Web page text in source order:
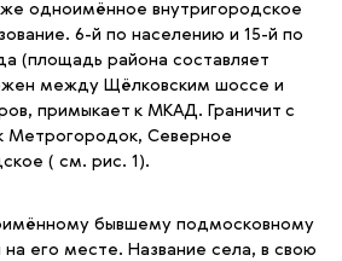
одноимённое внутригородское
6-й по населению и 15-й по
(площадь района составляет
между Щёлковским шоссе и
примыкает к МКАД. Граничит с
Метрогородок, Северное
( см. рис. 1).
бывшему подмосковному
его месте. Название села, в свою